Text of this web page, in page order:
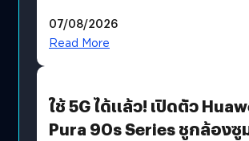
บริโภคและ B2B
07/08/2026
Read More
ใช้ 5G ได้แล้ว! เปิดตัว
Pura 90s Series ชูกล้องซู